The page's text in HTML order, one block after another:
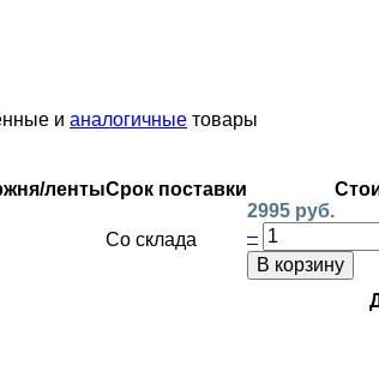
и аналогичные товары
лентыСрок поставки
Со склада
2995 руб.
–
В корзину